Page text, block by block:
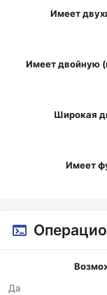
Имеет
Имеет двойную
Широкая
Имеет
Да